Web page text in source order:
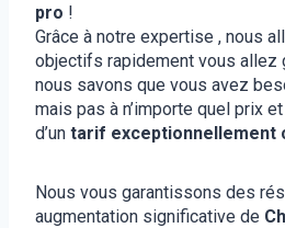
pro !
Grâce à notre expertise , nous
objectifs rapidement vous allez
nous savons que vous avez
mais pas à n’importe quel prix
d’un tarif exceptionnellement
Nous vous garantissons des
augmentation significative de